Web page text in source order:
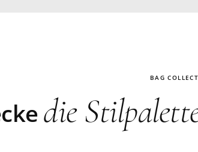
BAG
die